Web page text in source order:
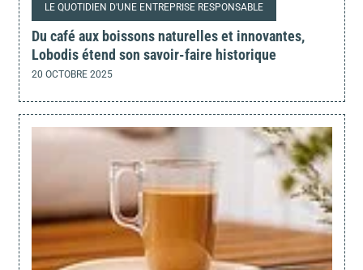
LE QUOTIDIEN D'UNE ENTREPRISE RESPONSABLE
Du café aux boissons naturelles et innovantes,
Lobodis étend son savoir-faire historique
20 OCTOBRE 2025